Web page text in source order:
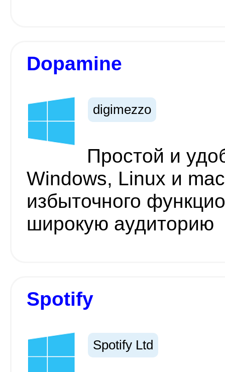
Dopamine
digimezzo
Простой и
Windows, Linux и
избыточного
широкую аудиторию
Spotify
Spotify Ltd